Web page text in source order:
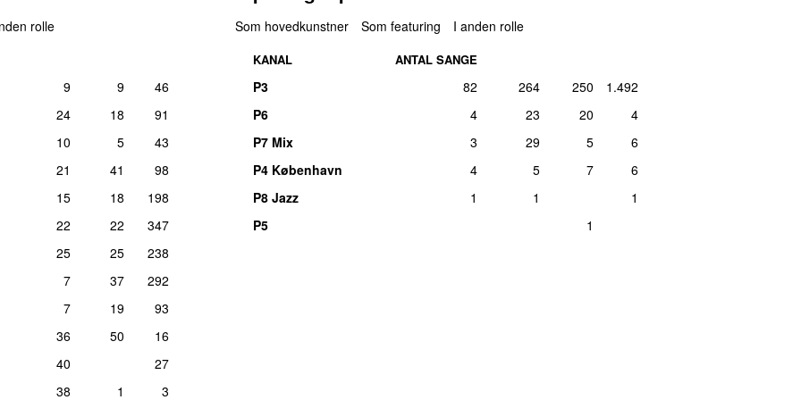
lør 6. januar 2018
Money (Hurricane Mix) fre 24. december 2021
1
rolle
9 9
46
24 18
91
10 5
43
21 41
98
15 18
198
22 22
347
25 25
238
7 37
292
7 19
93
36 50
16
40
27
38 1 3
Som hovedkunstner Som featuring I anden rolle
KANAL ANTAL SANGE
P3 82 264 250
1.492
P6
4 23 20
4
P7 Mix
3 29 5
6
P4 København
4 5 7
6
P8 Jazz
1 1
1
P5
1